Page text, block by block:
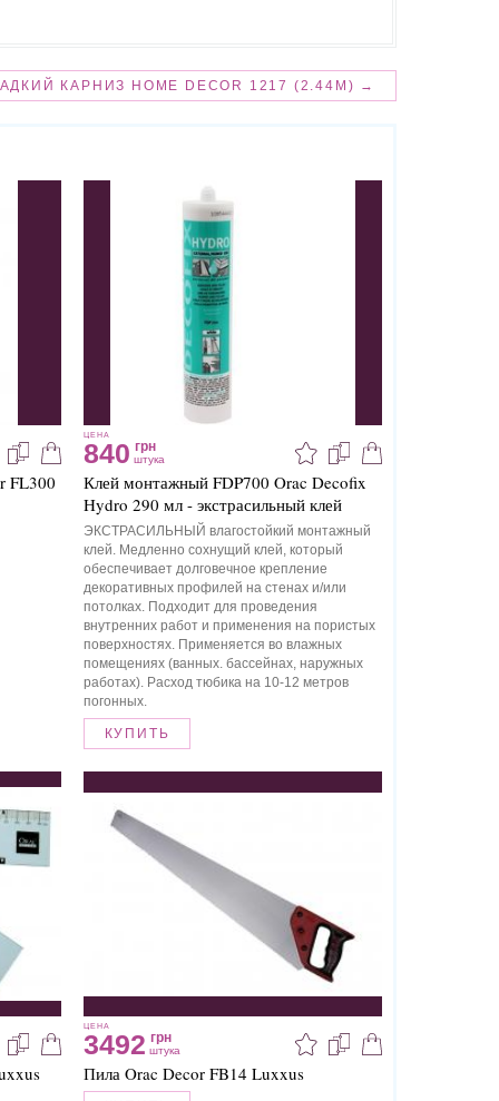
КАРНИЗ HOME DECOR 1217 (2.44М) →
FL300
ЦЕНА
840 грн
штука
Клей монтажный FDP700 Orac Decofix
Hydro 290 мл - экстрасильный клей
ЭКСТРАСИЛЬНЫЙ влагостойкий монтажный
клей. Медленно сохнущий клей, который
обеспечивает долговечное крепление
декоративных профилей на стенах и/или
потолках. Подходит для проведения
внутренних работ и применения на пористых
поверхностях. Применяется во влажных
помещениях (ванных. бассейнах, наружных
работах). Расход тюбика на 10-12 метров
погонных.
КУПИТЬ
ЦЕНА
3492 грн
штука
Пила Orac Decor FB14 Luxxus